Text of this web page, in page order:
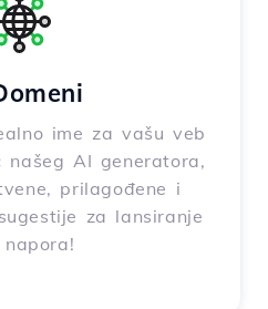
ime za vašu veb
našeg AI generatora,
prilagođene i
za lansiranje
napora!